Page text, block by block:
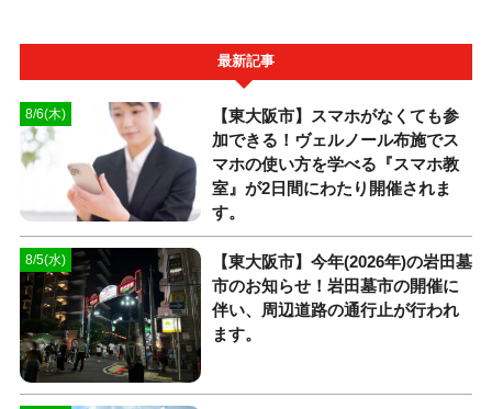
最新記事
8/6(木)
【東大阪市】スマホがなくても参
加できる！ヴェルノール布施でス
マホの使い方を学べる『スマホ教
室』が2日間にわたり開催されま
す。
8/5(水)
【東大阪市】今年(2026年)の岩田墓
市のお知らせ！岩田墓市の開催に
伴い、周辺道路の通行止が行われ
ます。